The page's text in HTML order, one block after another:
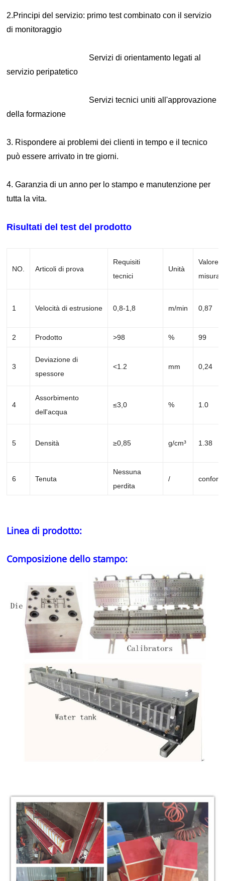
2.Principi del servizio: primo test combinato con il servizio
di monitoraggio
Servizi di orientamento legati al
servizio peripatetico
Servizi tecnici uniti all'approvazione
della formazione
3. Rispondere ai problemi dei clienti in tempo e il tecnico
può essere arrivato in tre giorni.
4. Garanzia di un anno per lo stampo e manutenzione per
tutta la vita.
Risultati del test del prodotto
NO. Articoli di prova
Requisiti
tecnici
Unità
Valore
1 Velocità di estrusione 0,8-1,8 m/min 0,87
2 Prodotto >98 % 99
3
Deviazione di
spessore
<1.2 mm 0,24
4
Assorbimento
dell'acqua
≤3,0 % 1.0
5 Densità ≥0,85 g/cm³ 1.38
6 Tenuta
Nessuna
perdita
/
Linea di prodotto:
Composizione dello stampo: